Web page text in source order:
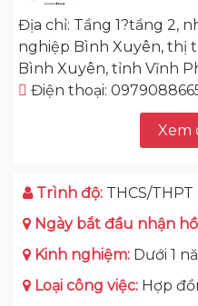
Địa chỉ: Tầng 1?tầng 2,
nghiệp Bình Xuyên, thị
Bình Xuyên, tỉnh Vĩnh
Điện thoại:
Xem
Trình độ: THCS/THPT
Ngày bắt đầu nhận hồ
Kinh nghiệm: Dưới 1
Loại công việc: Hợp